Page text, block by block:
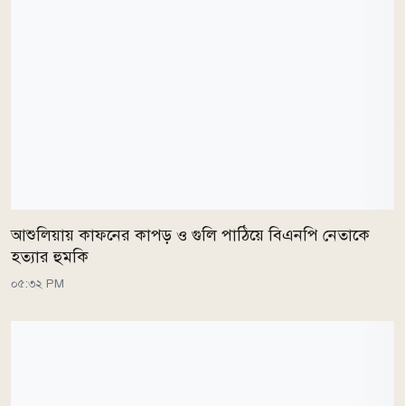
আশুলিয়ায় কাফনের কাপড় ও গুলি পাঠিয়ে বিএনপি নেতাকে
হত্যার হুমকি
০৫:৩২ PM